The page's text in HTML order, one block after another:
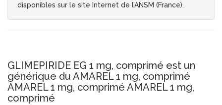
disponibles sur le site Internet de l’ANSM (France).
GLIMEPIRIDE EG 1 mg, comprimé est un
générique du AMAREL 1 mg, comprimé
AMAREL 1 mg, comprimé AMAREL 1 mg,
comprimé